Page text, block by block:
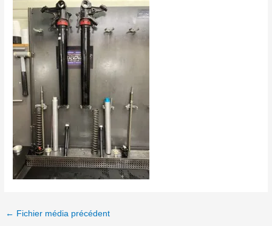
← Fichier média précédent